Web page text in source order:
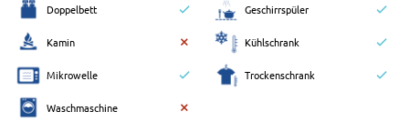
Doppelbett Geschirrspüler
Kamin Kühlschrank
Mikrowelle Trockenschrank
Waschmaschine